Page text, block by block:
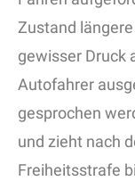
Zustand
gewisser Druck
Autofahrer
gesprochen
und zieht nach
Freiheitsstrafe